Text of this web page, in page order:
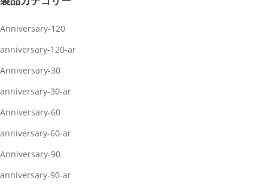
Anniversary-120
anniversary-120-ar
Anniversary-30
anniversary-30-ar
Anniversary-60
anniversary-60-ar
Anniversary-90
anniversary-90-ar